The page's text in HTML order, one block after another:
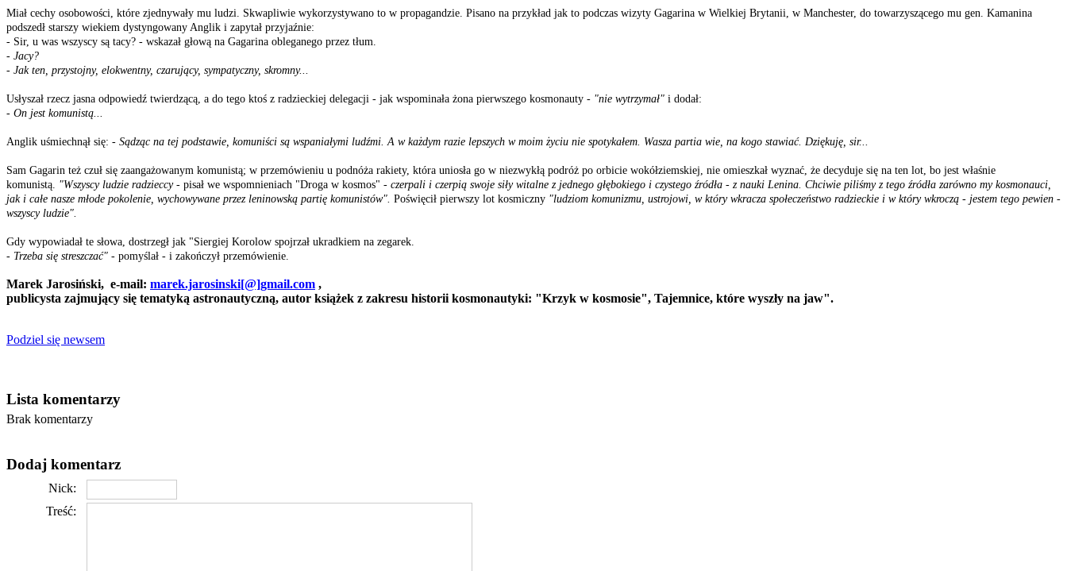
Miał cechy osobowości, które zjednywały mu ludzi. Skwapliwie wykorzystywano to w propagandzie. Pisano na przykład jak to podczas wizyty Gagarina w Wielkiej Brytanii, w Manchester, do towarzyszącego mu gen. Kamanina
podszedł starszy wiekiem dystyngowany Anglik i zapytał przyjaźnie:
- Sir, u was wszyscy są tacy? - wskazał głową na Gagarina obleganego przez tłum.
- Jacy?
- Jak ten, przystojny, elokwentny, czarujący, sympatyczny, skromny...
Usłyszał rzecz jasna odpowiedź twierdzącą, a do tego ktoś z radzieckiej delegacji - jak wspominała żona pierwszego kosmonauty - "nie wytrzymał" i dodał:
- On jest komunistą...
Anglik uśmiechnął się: - Sądząc na tej podstawie, komuniści są wspaniałymi ludźmi. A w każdym razie lepszych w moim życiu nie spotykałem. Wasza partia wie, na kogo stawiać. Dziękuję, sir...
Sam Gagarin też czuł się zaangażowanym komunistą; w przemówieniu u podnóża rakiety, która uniosła go w niezwykłą podróż po orbicie wokółziemskiej, nie omieszkał wyznać, że decyduje się na ten lot, bo jest właśnie
komunistą. "Wszyscy ludzie radzieccy- pisał we wspomnieniach "Droga w kosmos" - czerpali i czerpią swoje siły witalne z jednego głębokiego i czystego źródła - z nauki Lenina. Chciwie piliśmy z tego źródła zarówno my kosmonauci,
jak i całe nasze młode pokolenie, wychowywane przez leninowską partię komunistów". Poświęcił pierwszy lot kosmiczny "ludziom komunizmu, ustrojowi, w który wkracza społeczeństwo radzieckie i w który wkroczą - jestem tego pewien -
wszyscy ludzie".
Gdy wypowiadał te słowa, dostrzegł jak "Siergiej Korolow spojrzał ukradkiem na zegarek.
- Trzeba się streszczać" - pomyślał - i zakończył przemówienie.
Marek Jarosiński, e-mail: marek.jarosinski[@]gmail.com ,
publicysta zajmujący się tematyką astronautyczną, autor książek z zakresu historii kosmonautyki: "Krzyk w kosmosie", Tajemnice, które wyszły na jaw".
Podziel się newsem
Lista komentarzy
Brak komentarzy
Dodaj komentarz
Nick:
Treść: